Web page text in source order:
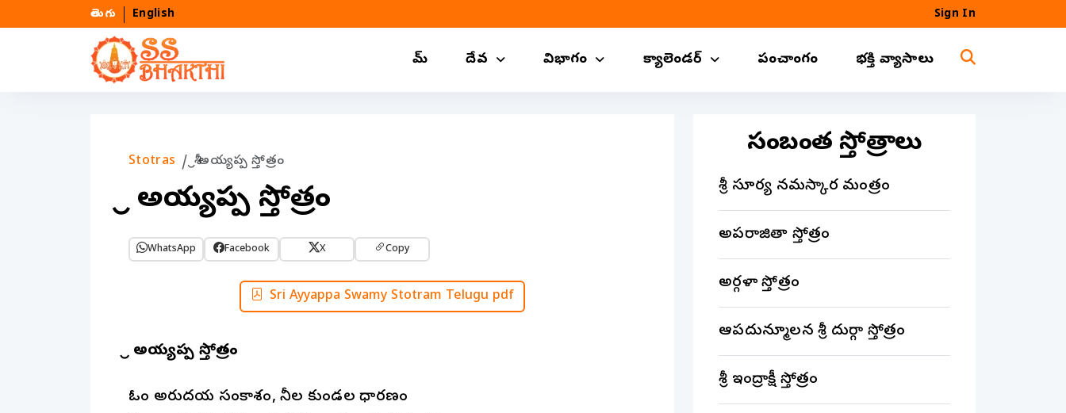
తెలుగు English Sign In
హోమ్ దేవ విభాగం క్యాలెండర్ పంచాంగం భక్తి వ్యాసాలు
Stotras శ్రీ అయ్యప్ప స్తోత్రం
శ్రీ అయ్యప్ప స్తోత్రం
WhatsApp Facebook X Copy
Sri Ayyappa Swamy Stotram Telugu pdf
శ్రీ అయ్యప్ప స్తోత్రం
ఓం అరుణోదయ సంకాశం, నీల కుండల ధారణం
సంబంధిత స్తోత్రాలు
శ్రీ సూర్య నమస్కార మంత్రం
అపరాజితా స్తోత్రం
అర్గళా స్తోత్రం
ఆపదున్మూలన శ్రీ దుర్గా స్తోత్రం
శ్రీ ఇంద్రాక్షీ స్తోత్రం